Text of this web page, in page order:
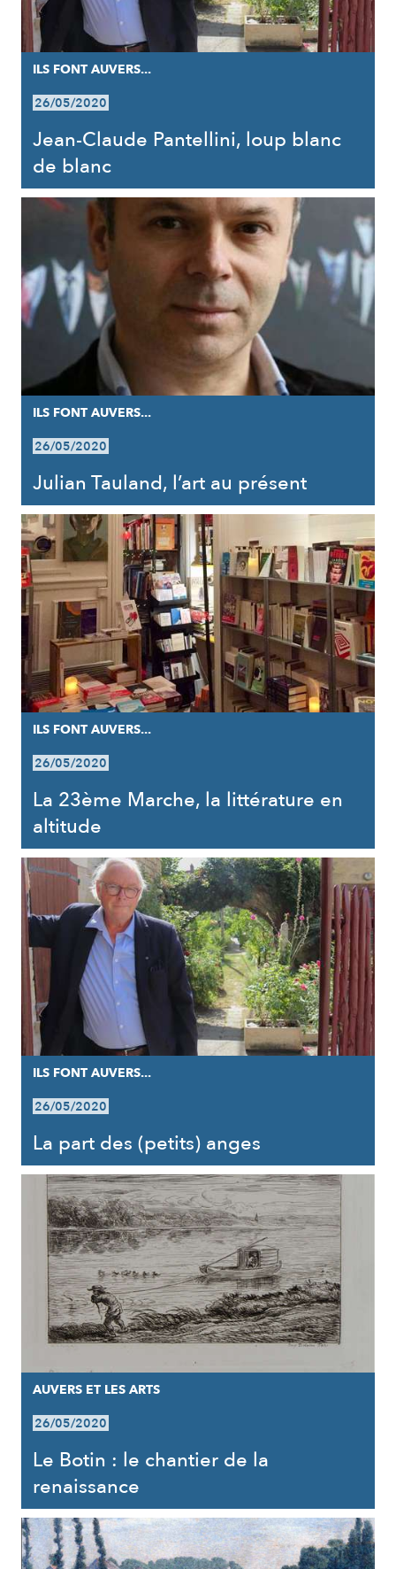
ILS FONT AUVERS...
26/05/2020
Jean-Claude Pantellini, loup blanc
de blanc
ILS FONT AUVERS...
26/05/2020
Julian Tauland, l’art au présent
ILS FONT AUVERS...
26/05/2020
La 23ème Marche, la littérature en
altitude
ILS FONT AUVERS...
26/05/2020
La part des (petits) anges
AUVERS ET LES ARTS
26/05/2020
Le Botin : le chantier de la
renaissance